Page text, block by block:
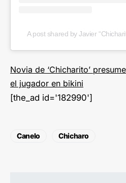
A post shared by Javier
Novia de ‘Chicharito’
el jugador en bikini
[the_ad id='182990']
Canelo Chicharo